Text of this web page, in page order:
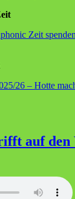
Zeit
26 – Hotte
Der
auf den